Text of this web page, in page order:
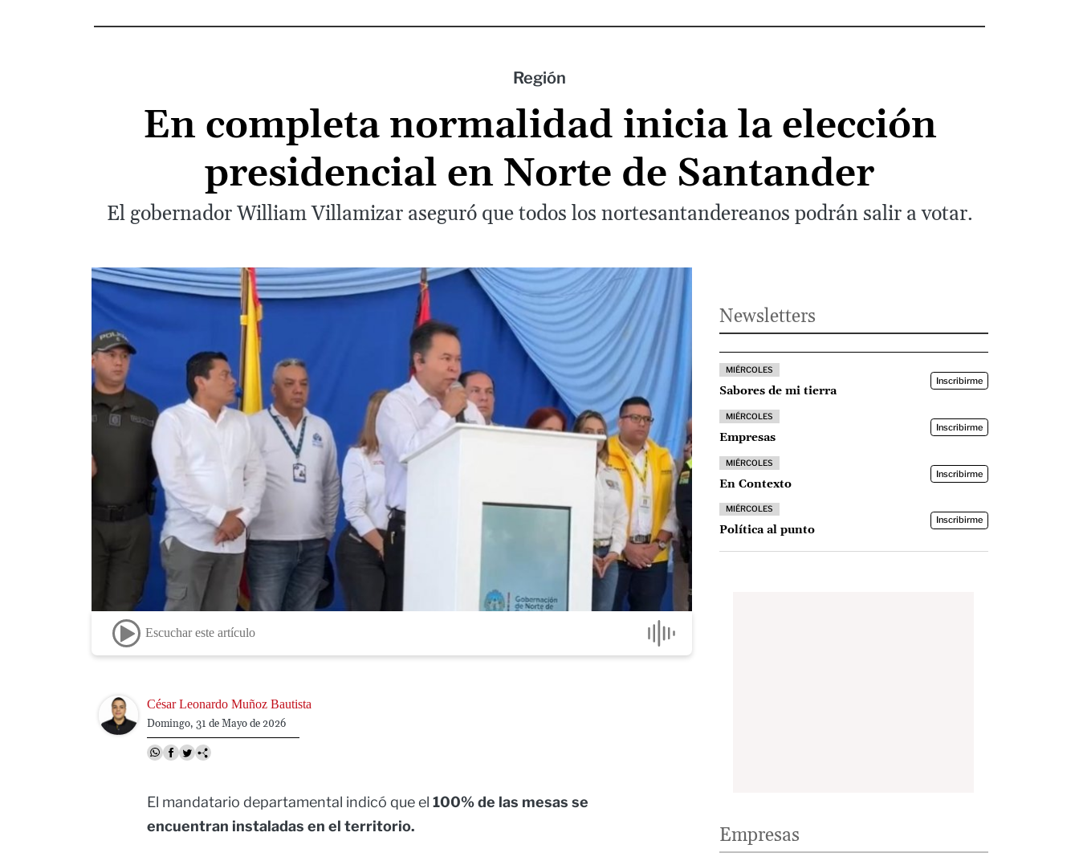
Región
En completa normalidad inicia la elección
presidencial en Norte de Santander
El gobernador William Villamizar aseguró que todos los nortesantandereanos podrán salir a votar.
Escuchar este artículo
Image César Leonardo Muñoz Bautista
Domingo, 31 de Mayo de 2026
El mandatario departamental indicó que el 100% de las mesas se
encuentran instaladas en el territorio.
Newsletters
MIÉRCOLES
Sabores de mi tierra
Inscribirme
MIÉRCOLES
Empresas
Inscribirme
MIÉRCOLES
En Contexto
Inscribirme
MIÉRCOLES
Política al punto
Inscribirme
Empresas